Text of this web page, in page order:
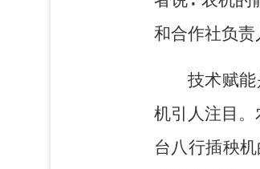
和合作社负责
技术赋
机引人注目。
台八行插秧